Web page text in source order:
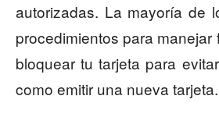
autorizadas. La mayoría de
procedimientos para
bloquear tu tarjeta para
como emitir una nueva tarjeta.